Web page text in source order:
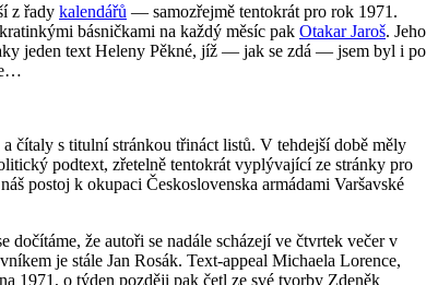
z řady kalendářů — samozřejmě tentokrát pro rok 1971.
básničkami na každý měsíc pak Otakar Jaroš. Jeho
jeden text Heleny Pěkné, jíž — jak se zdá — jsem byl i po
čítaly s titulní stránkou třináct listů. V tehdejší době měly
podtext, zřetelně tentokrát vyplývající ze stránky pro
postoj k okupaci Československa armádami Varšavské
dočítáme, že autoři se nadále scházejí ve čtvrtek večer v
je stále Jan Rosák. Text-appeal Michaela Lorence,
1971, o týden později pak četl ze své tvorby Zdeněk